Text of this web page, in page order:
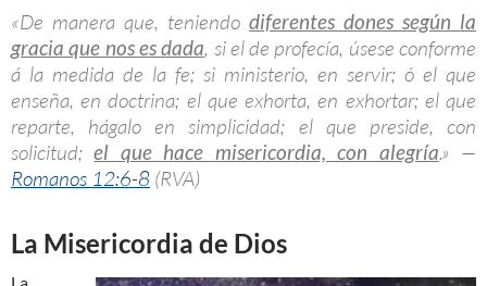
«De manera que, teniendo diferentes dones según la
gracia que nos es dada, si el de profecía, úsese conforme
á la medida de la fe; si ministerio, en servir; ó el que
enseña, en doctrina; el que exhorta, en exhortar; el que
reparte, hágalo en simplicidad; el que preside, con
solicitud;el que hace misericordia, con alegría.» —
Romanos 12:6-8 (RVA)
La Misericordia de Dios